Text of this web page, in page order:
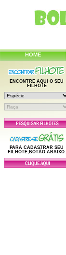
HOME
ENCONTRE AQUI O SEU
FILHOTE
PARA CADASTRAR SEU
FILHOTE,BOTÃO ABAIXO.